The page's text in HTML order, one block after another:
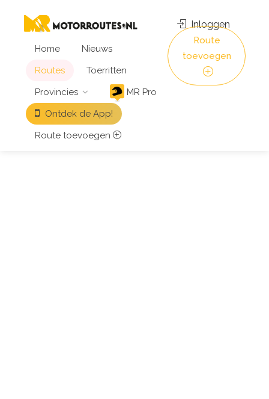
Home
Nieuws
Routes
Toerritten
Provincies
MR Pro
Ontdek de App!
Route toevoegen
Inloggen
Route
toevoegen